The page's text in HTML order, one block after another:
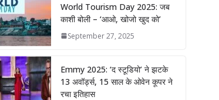
World Tourism Day 2025: जब
काशी बोली – ‘आओ, खोजो खुद को’
September 27, 2025
Emmy 2025: ‘द स्टूडियो’ ने झटके
13 अवॉर्ड्स, 15 साल के ओवेन कूपर ने
रचा इतिहास